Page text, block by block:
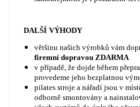
DALŠÍ VÝHODY
většinu našich výrobků vám
firemní dopravou ZDARMA
v případě, že dojde během
provedeme jeho bezplatnou
pilates stroje a nářadí jsou v
odborně smontovány a